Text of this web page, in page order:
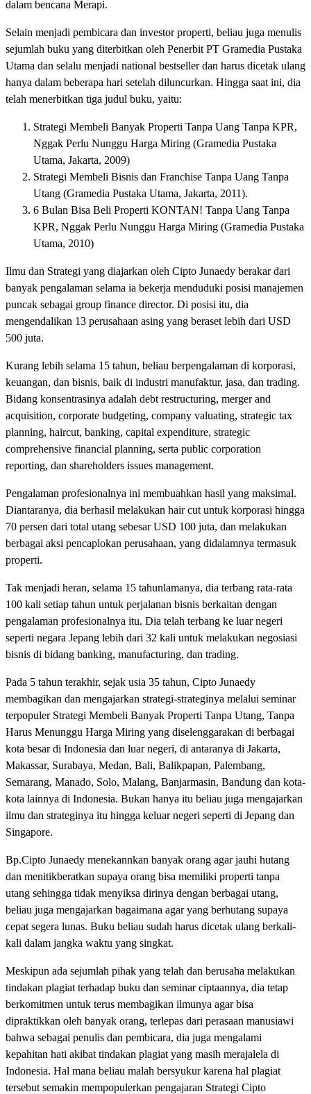
dalam bencana Merapi.
Selain menjadi pembicara dan investor properti, beliau juga menulis
sejumlah buku yang diterbitkan oleh Penerbit PT Gramedia Pustaka
Utama dan selalu menjadi national bestseller dan harus dicetak ulang
hanya dalam beberapa hari setelah diluncurkan. Hingga saat ini, dia
telah menerbitkan tiga judul buku, yaitu:
Strategi Membeli Banyak Properti Tanpa Uang Tanpa KPR,
Nggak Perlu Nunggu Harga Miring (Gramedia Pustaka
Utama, Jakarta, 2009)
Strategi Membeli Bisnis dan Franchise Tanpa Uang Tanpa
Utang (Gramedia Pustaka Utama, Jakarta, 2011).
6 Bulan Bisa Beli Properti KONTAN! Tanpa Uang Tanpa
KPR, Nggak Perlu Nunggu Harga Miring (Gramedia Pustaka
Utama, 2010)
Ilmu dan Strategi yang diajarkan oleh Cipto Junaedy berakar dari
banyak pengalaman selama ia bekerja menduduki posisi manajemen
puncak sebagai group finance director. Di posisi itu, dia
mengendalikan 13 perusahaan asing yang beraset lebih dari USD
500 juta.
Kurang lebih selama 15 tahun, beliau berpengalaman di korporasi,
keuangan, dan bisnis, baik di industri manufaktur, jasa, dan trading.
Bidang konsentrasinya adalah debt restructuring, merger and
acquisition, corporate budgeting, company valuating, strategic tax
planning, haircut, banking, capital expenditure, strategic
comprehensive financial planning, serta public corporation
reporting, dan shareholders issues management.
Pengalaman profesionalnya ini membuahkan hasil yang maksimal.
Diantaranya, dia berhasil melakukan hair cut untuk korporasi hingga
70 persen dari total utang sebesar USD 100 juta, dan melakukan
berbagai aksi pencaplokan perusahaan, yang didalamnya termasuk
properti.
Tak menjadi heran, selama 15 tahunlamanya, dia terbang rata-rata
100 kali setiap tahun untuk perjalanan bisnis berkaitan dengan
pengalaman profesionalnya itu. Dia telah terbang ke luar negeri
seperti negara Jepang lebih dari 32 kali untuk melakukan negosiasi
bisnis di bidang banking, manufacturing, dan trading.
Pada 5 tahun terakhir, sejak usia 35 tahun, Cipto Junaedy
membagikan dan mengajarkan strategi-strateginya melalui seminar
terpopuler Strategi Membeli Banyak Properti Tanpa Utang, Tanpa
Harus Menunggu Harga Miring yang diselenggarakan di berbagai
kota besar di Indonesia dan luar negeri, di antaranya di Jakarta,
Makassar, Surabaya, Medan, Bali, Balikpapan, Palembang,
Semarang, Manado, Solo, Malang, Banjarmasin, Bandung dan kota-
kota lainnya di Indonesia. Bukan hanya itu beliau juga mengajarkan
ilmu dan strateginya itu hingga keluar negeri seperti di Jepang dan
Singapore.
Bp.Cipto Junaedy menekannkan banyak orang agar jauhi hutang
dan menitikberatkan supaya orang bisa memiliki properti tanpa
utang sehingga tidak menyiksa dirinya dengan berbagai utang,
beliau juga mengajarkan bagaimana agar yang berhutang supaya
cepat segera lunas. Buku beliau sudah harus dicetak ulang berkali-
kali dalam jangka waktu yang singkat.
Meskipun ada sejumlah pihak yang telah dan berusaha melakukan
tindakan plagiat terhadap buku dan seminar ciptaannya, dia tetap
berkomitmen untuk terus membagikan ilmunya agar bisa
dipraktikkan oleh banyak orang, terlepas dari perasaan manusiawi
bahwa sebagai penulis dan pembicara, dia juga mengalami
kepahitan hati akibat tindakan plagiat yang masih merajalela di
Indonesia. Hal mana beliau malah bersyukur karena hal plagiat
tersebut semakin mempopulerkan pengajaran Strategi Cipto